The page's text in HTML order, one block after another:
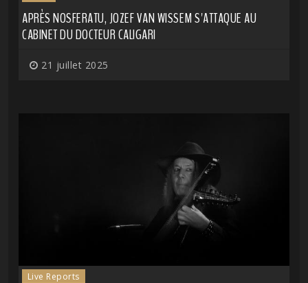
APRÈS NOSFERATU, JOZEF VAN WISSEM S'ATTAQUE AU
CABINET DU DOCTEUR CALIGARI
21 juillet 2025
Live Reports